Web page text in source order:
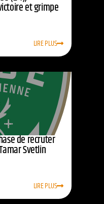
et grimpe
LIRE PLUS
de recruter
Svetlin
LIRE PLUS